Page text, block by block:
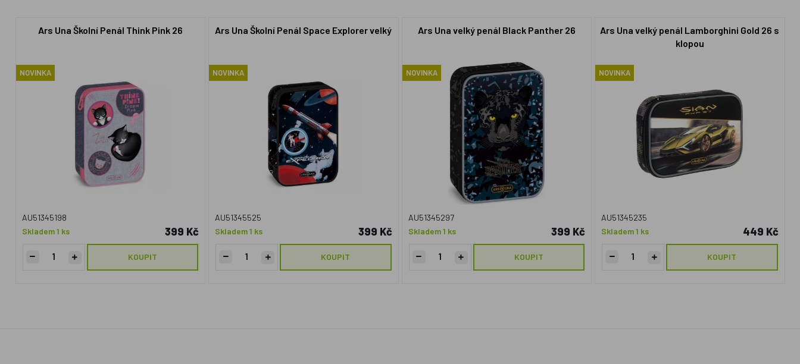
Ars Una Školní Penál Think Pink 26
NOVINKA
AU51345198
Skladem 1 ks
399 Kč
KOUPIT
Ars Una Školní Penál Space Explorer velký
NOVINKA
AU51345525
Skladem 1 ks
399 Kč
KOUPIT
Ars Una velký penál Black Panther 26
NOVINKA
AU51345297
Skladem 1 ks
399 Kč
KOUPIT
Ars Una velký penál Lamborghini Gold 26 s
klopou
NOVINKA
AU51345235
Skladem 1 ks
449 Kč
KOUPIT